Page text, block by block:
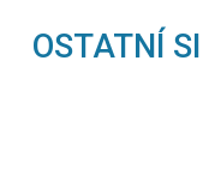
OSTATNÍ